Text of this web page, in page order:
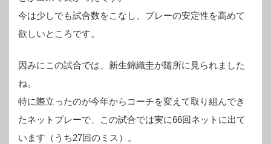
今は少しでも試合数をこなし、プレーの安定性を高めて
欲しいところです。
因みにこの試合では、新生錦織圭が随所に見られました
ね。
特に際立ったのが今年からコーチを変えて取り組んでき
たネットプレーで、この試合では実に66回ネットに出て
います（うち27回のミス）。